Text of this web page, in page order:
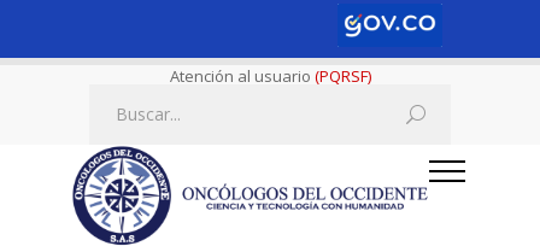
Atención al usuario (PQRSF)